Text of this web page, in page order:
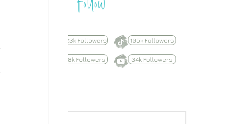
623k Followers 105k Followers
8.8k Followers 34k Followers